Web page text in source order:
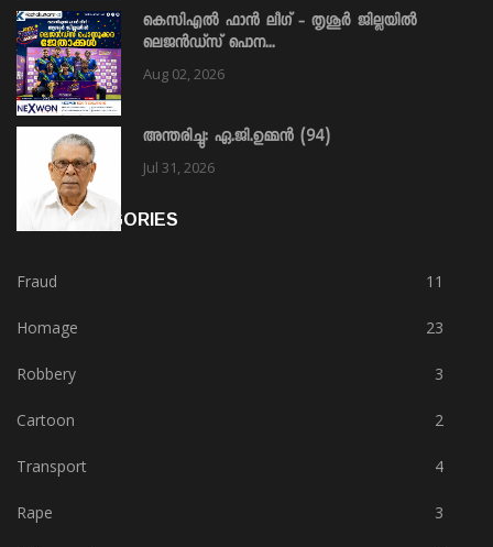
കെസിഎൽ ഫാൻ ലീഗ് - തൃശൂർ ജില്ലയിൽ
ലെജൻഡ്സ് പൊന...
Aug 02, 2026
അന്തരിച്ചു: ഏ.ജി.ഉമ്മൻ (94)
Jul 31, 2026
HOT CATEGORIES
Fraud 11
Homage 23
Robbery 3
Cartoon 2
Transport 4
Rape 3